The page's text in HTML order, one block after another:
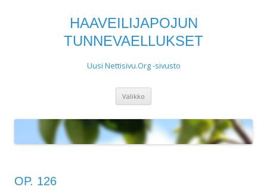
HAAVEILIJAPOJUN
TUNNEVAELLUKSET
Uusi Nettisivu.Org -sivusto
Valikko
OP. 126